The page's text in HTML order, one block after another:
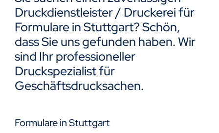
Druckdienstleister / Druckerei für
Formulare in Stuttgart? Schön,
dass Sie uns gefunden haben. Wir
sind Ihr professioneller
Druckspezialist für
Geschäftsdrucksachen.
Formulare in Stuttgart